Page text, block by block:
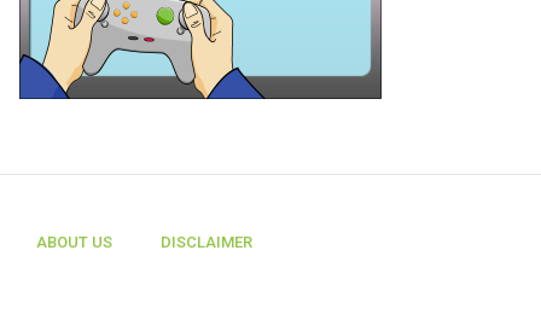
ABOUT US DISCLAIMER